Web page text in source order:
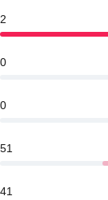
2
0
0
51
41